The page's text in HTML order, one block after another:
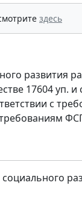
здесь
развития
17604 уп.
с